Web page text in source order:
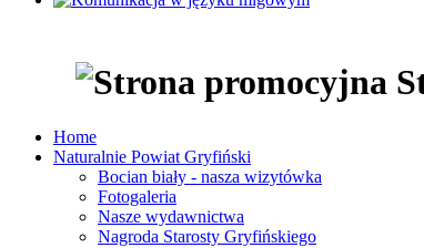
Home
Naturalnie Powiat Gryfiński
Bocian biały - nasza wizytówka
Fotogaleria
Nasze wydawnictwa
Nagroda Starosty Gryfińskiego